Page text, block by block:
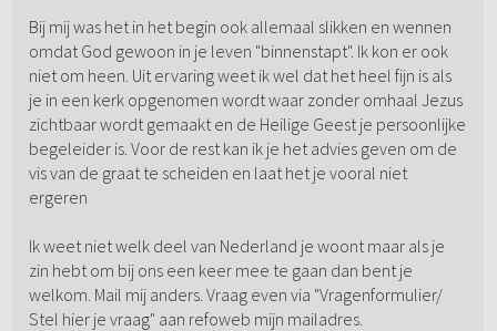
Bij mij was het in het begin ook allemaal slikken en wennen
omdat God gewoon in je leven "binnenstapt". Ik kon er ook
niet om heen. Uit ervaring weet ik wel dat het heel fijn is als
je in een kerk opgenomen wordt waar zonder omhaal Jezus
zichtbaar wordt gemaakt en de Heilige Geest je persoonlijke
begeleider is. Voor de rest kan ik je het advies geven om de
vis van de graat te scheiden en laat het je vooral niet
ergeren
Ik weet niet welk deel van Nederland je woont maar als je
zin hebt om bij ons een keer mee te gaan dan bent je
welkom. Mail mij anders. Vraag even via "Vragenformulier/
Stel hier je vraag" aan refoweb mijn mailadres.